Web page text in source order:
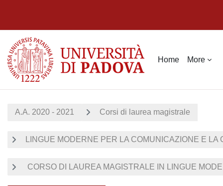
Home More
A.A. 2020 - 2021 Corsi di laurea magistrale
LINGUE MODERNE PER LA COMUNICAZIONE E
CORSO DI LAUREA MAGISTRALE IN LINGUE